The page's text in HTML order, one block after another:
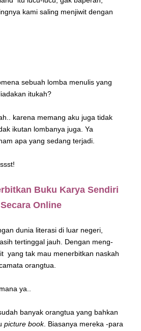
kami saling menjiwit dengan
sebuah lomba menulis yang
itukah?
karena memang aku juga tidak
ikutan lombanya juga. Ya
apa yang sedang terjadi.
Buku Karya Sendiri
Online
dunia literasi di luar negeri,
tertinggal jauh. Dengan meng-
yang tak mau menerbitkan naskah
orangtua.
ya..
banyak orangtua yang bahkan
picture book. Biasanya mereka -para